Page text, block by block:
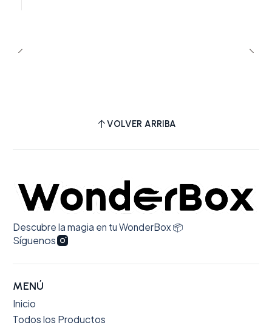
VOLVER ARRIBA
Descubre la magia en tu WonderBox 📦
Síguenos
MENÚ
Inicio
Todos los Productos